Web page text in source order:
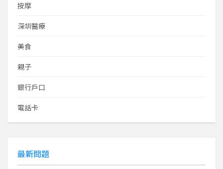
按摩
深圳醫療
美食
親子
銀行戶口
電話卡
最新問題